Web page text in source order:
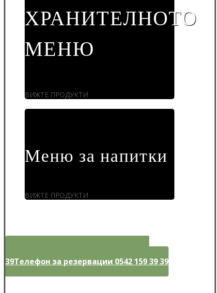
ХРАНИТЕЛНОТО
МЕНЮ
ВИЖТЕ ПРОДУКТИ
Меню за напитки
ВИЖТЕ ПРОДУКТИ
39Телефон за резервации 0542 159 39 39